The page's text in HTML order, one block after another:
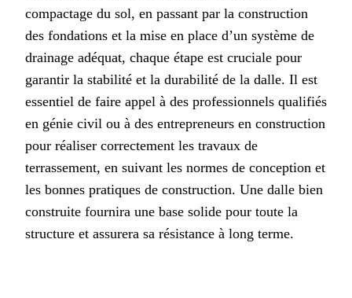
compactage du sol, en passant par la construction
des fondations et la mise en place d’un système de
drainage adéquat, chaque étape est cruciale pour
garantir la stabilité et la durabilité de la dalle. Il est
essentiel de faire appel à des professionnels qualifiés
en génie civil ou à des entrepreneurs en construction
pour réaliser correctement les travaux de
terrassement, en suivant les normes de conception et
les bonnes pratiques de construction. Une dalle bien
construite fournira une base solide pour toute la
structure et assurera sa résistance à long terme.